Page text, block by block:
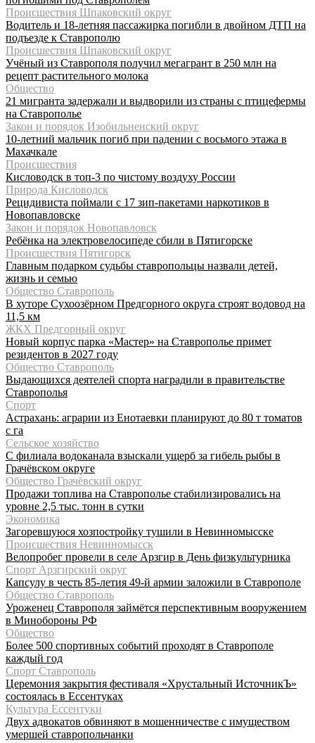
Происшествия Шпаковский округ
Водитель и 18-летняя пассажирка погибли в двойном ДТП на
подъезде к Ставрополю
Происшествия Шпаковский округ
Учёный из Ставрополя получил мегагрант в 250 млн на
рецепт растительного молока
Общество
21 мигранта задержали и выдворили из страны с птицефермы
на Ставрополье
Закон и порядок Изобильненский округ
10-летний мальчик погиб при падении с восьмого этажа в
Махачкале
Происшествия
Кисловодск в топ-3 по чистому воздуху России
Природа Кисловодск
Рецидивиста поймали с 17 зип-пакетами наркотиков в
Новопавловске
Закон и порядок Новопавловск
Ребёнка на электровелосипеде сбили в Пятигорске
Происшествия Пятигорск
Главным подарком судьбы ставропольцы назвали детей,
жизнь и семью
Общество Ставрополь
В хуторе Сухоозёрном Предгорного округа строят водовод на
11,5 км
ЖКХ Предгорный округ
Новый корпус парка «Мастер» на Ставрополье примет
резидентов в 2027 году
Общество Ставрополь
Выдающихся деятелей спорта наградили в правительстве
Ставрополья
Спорт
Астрахань: аграрии из Енотаевки планируют до 80 т томатов
с га
Сельское хозяйство
С филиала водоканала взыскали ущерб за гибель рыбы в
Грачёвском округе
Общество Грачёвский округ
Продажи топлива на Ставрополье стабилизировались на
уровне 2,5 тыс. тонн в сутки
Экономика
Загоревшуюся хозпостройку тушили в Невинномысске
Происшествия Невинномысск
Велопробег провели в селе Арзгир в День физкультурника
Спорт Арзгирский округ
Капсулу в честь 85-летия 49-й армии заложили в Ставрополе
Общество Ставрополь
Уроженец Ставрополя займётся перспективным вооружением
в Минобороны РФ
Общество
Более 500 спортивных событий проходят в Ставрополе
каждый год
Спорт Ставрополь
Церемония закрытия фестиваля «Хрустальный ИсточникЪ»
состоялась в Ессентуках
Культура Ессентуки
Двух адвокатов обвиняют в мошенничестве с имуществом
умершей ставропольчанки